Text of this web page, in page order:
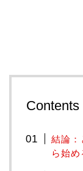
Contents
結論：
ら始め